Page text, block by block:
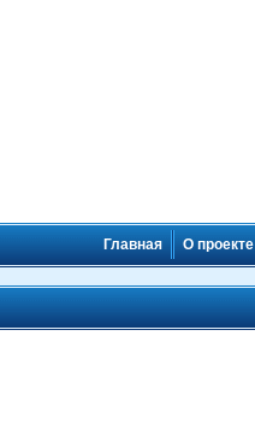
Главная О проекте